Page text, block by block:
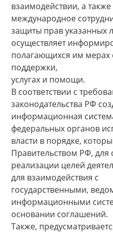
взаимодействии, а
международное
защиты прав указанных
осуществляет
полагающихся им мерах
поддержки,
услугах и помощи.
В соответствии с
законодательства РФ
информационная
федеральных органов
власти в порядке,
Правительством РФ, для
реализации целей
для взаимодействия с
государственными,
информационными
основании соглашений.
Также,